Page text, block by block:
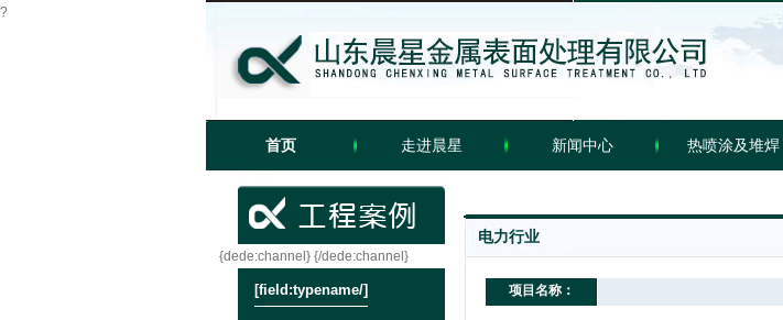
?
首页 走进晨星 新闻中心 热喷涂及堆焊
工程案例 banner
{dede:channel}
[field:typename/]
{/dede:channel}
电力行业
项目名称：